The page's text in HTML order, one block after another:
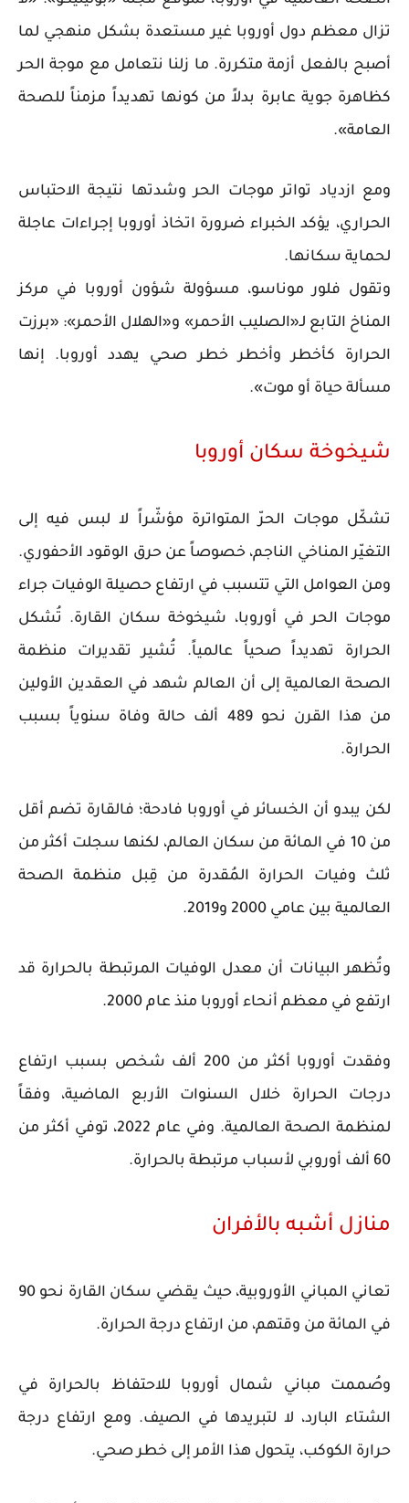
تزال معظم دول أوروبا غير مستعدة بشكل منهجي لما
أصبح بالفعل أزمة متكررة. ما زلنا نتعامل مع موجة الحر
كظاهرة جوية عابرة بدلاً من كونها تهديداً مزمناً للصحة
العامة».
ومع ازدياد تواتر موجات الحر وشدتها نتيجة الاحتباس
الحراري، يؤكد الخبراء ضرورة اتخاذ أوروبا إجراءات عاجلة
لحماية سكانها.
وتقول فلور موناسو، مسؤولة شؤون أوروبا في مركز
المناخ التابع لـ«الصليب الأحمر» و«الهلال الأحمر»: «برزت
الحرارة كأخطر وأخطر خطر صحي يهدد أوروبا. إنها
مسألة حياة أو موت».
شيخوخة سكان أوروبا
تشكّل موجات الحرّ المتواترة مؤشّراً لا لبس فيه إلى
التغيّر المناخي الناجم، خصوصاً عن حرق الوقود الأحفوري.
ومن العوامل التي تتسبب في ارتفاع حصيلة الوفيات جراء
موجات الحر في أوروبا، شيخوخة سكان القارة. تُشكل
الحرارة تهديداً صحياً عالمياً. تُشير تقديرات منظمة
الصحة العالمية إلى أن العالم شهد في العقدين الأولين
من هذا القرن نحو 489 ألف حالة وفاة سنوياً بسبب
الحرارة.
لكن يبدو أن الخسائر في أوروبا فادحة؛ فالقارة تضم أقل
من 10 في المائة من سكان العالم، لكنها سجلت أكثر من
ثلث وفيات الحرارة المُقدرة من قِبل منظمة الصحة
العالمية بين عامي 2000 و2019.
وتُظهر البيانات أن معدل الوفيات المرتبطة بالحرارة قد
ارتفع في معظم أنحاء أوروبا منذ عام 2000.
وفقدت أوروبا أكثر من 200 ألف شخص بسبب ارتفاع
درجات الحرارة خلال السنوات الأربع الماضية، وفقاً
لمنظمة الصحة العالمية. وفي عام 2022، توفي أكثر من
60 ألف أوروبي لأسباب مرتبطة بالحرارة.
منازل أشبه بالأفران
تعاني المباني الأوروبية، حيث يقضي سكان القارة نحو 90
في المائة من وقتهم، من ارتفاع درجة الحرارة.
وصُممت مباني شمال أوروبا للاحتفاظ بالحرارة في
الشتاء البارد، لا لتبريدها في الصيف. ومع ارتفاع درجة
حرارة الكوكب، يتحول هذا الأمر إلى خطر صحي.